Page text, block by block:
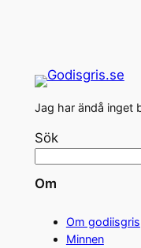
Jag har ändå inget
Sök
Om
Om godiisgris
Minnen